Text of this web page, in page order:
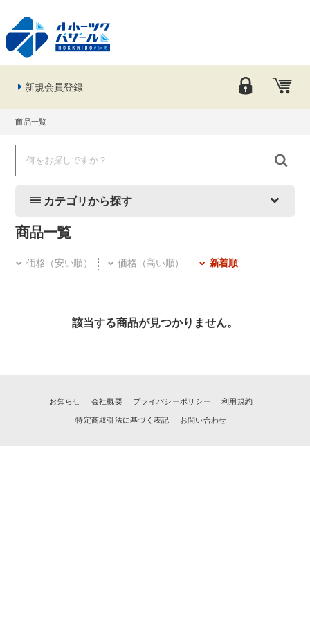
新規会員登録
商品一覧
カテゴリから探す
商品一覧
価格（安い順） 価格（高い順） 新着順
該当する商品が見つかりません。
お知らせ 会社概要 プライバシーポリシー 利用規約
特定商取引法に基づく表記 お問い合わせ